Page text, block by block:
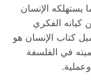
الإنسان
الفكري
كتاب الإنسان هو
في الفلسفة